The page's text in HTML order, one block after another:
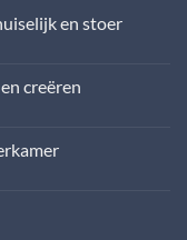
en stoer
creëren